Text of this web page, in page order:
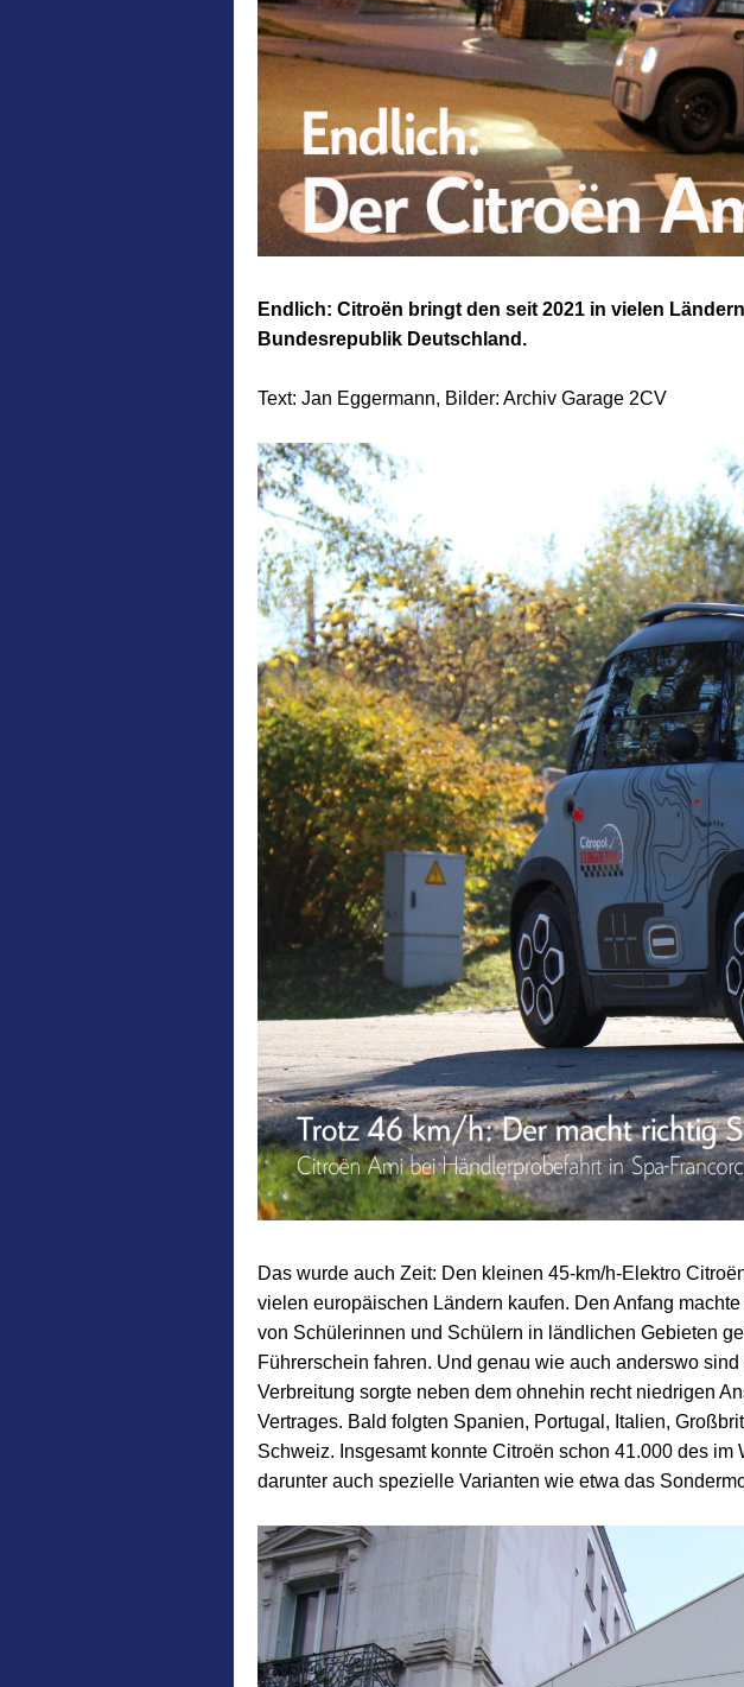
Endlich: Citroën bringt den seit 2021 in vielen
Bundesrepublik Deutschland.
Text: Jan Eggermann, Bilder: Archiv Garage 2CV
Das wurde auch Zeit: Den kleinen 45-km/h-Elektro
vielen europäischen Ländern kaufen. Den Anfang
von Schülerinnen und Schülern in ländlichen Gebieten
Führerschein fahren. Und genau wie auch anderswo
Verbreitung sorgte neben dem ohnehin recht niedrigen
Vertrages. Bald folgten Spanien, Portugal, Italien,
Schweiz. Insgesamt konnte Citroën schon 41.000 des
darunter auch spezielle Varianten wie etwa das